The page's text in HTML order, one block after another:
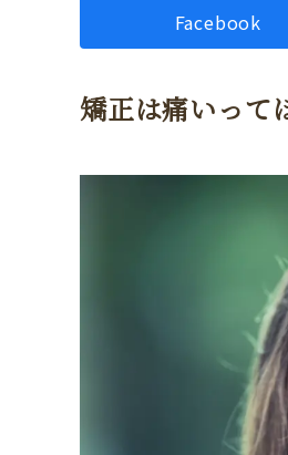
Facebook
矯正は痛いって